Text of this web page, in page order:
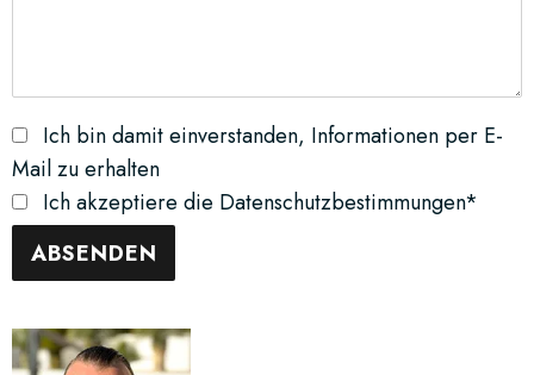
Ich bin damit einverstanden, Informationen per E-
Mail zu erhalten
Ich akzeptiere die Datenschutzbestimmungen*